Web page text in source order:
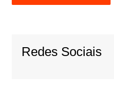
Redes Sociais